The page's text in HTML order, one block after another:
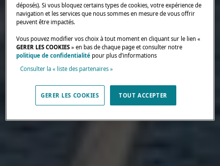
déposés). Si vous bloquez certains types de cookies, votre expérience de
navigation et les services que nous sommes en mesure de vous offrir
peuvent être impactés.
Vous pouvez modifier vos choix à tout moment en cliquant sur le lien «
GERER LES COOKIES » en bas de chaque page et consulter notre
politique de confidentialité pour plus d’informations
Consulter la « liste des partenaires »
GERER LES COOKIES TOUT ACCEPTER